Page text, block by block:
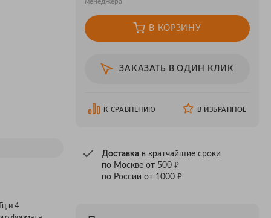
и 4
В КОРЗИНУ
ЗАКАЗАТЬ В ОДИН КЛИК
К СРАВНЕНИЮ В ИЗБРАННОЕ
Доставкав кратчайшие сроки
по Москве от 500 ₽
по России от 1000 ₽